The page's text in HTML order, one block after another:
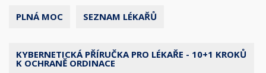
PLNÁ MOC SEZNAM LÉKAŘŮ
KYBERNETICKÁ PŘÍRUČKA PRO LÉKAŘE - 10+1 KROKŮ
K OCHRANĚ ORDINACE